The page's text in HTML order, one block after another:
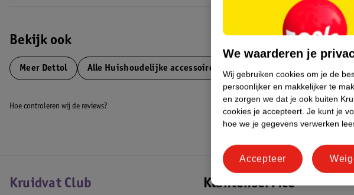
Bekijk ook
Meer Dettol Alle Huishoudelijke accessoires
Hoe controleren wij de reviews?
Kruidvat Club Klantenservice
We waarderen je
Wij gebruiken cookies om je de
persoonlijker en makkelijker te
en zorgen we dat je ook buiten
cookies je accepteert. Je kunt je
hoe we je gegevens verwerken
Accepteer